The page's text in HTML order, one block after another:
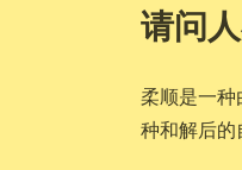
请问
柔顺是一
种和解后的